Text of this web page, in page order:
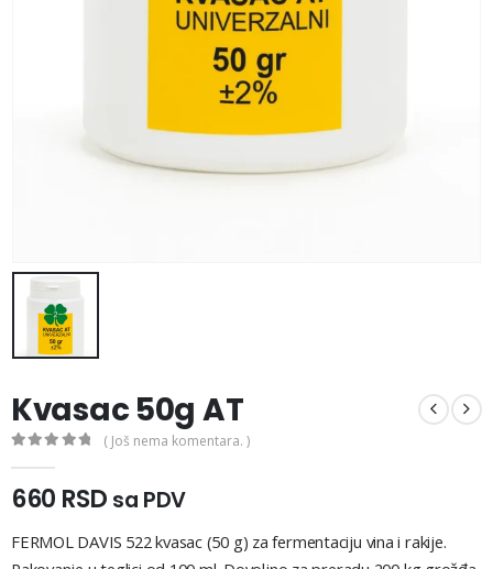
Kvasac 50g AT
( Još nema komentara. )
660 RSD sa PDV
FERMOL DAVIS 522 kvasac (50 g) za fermentaciju vina i rakije.